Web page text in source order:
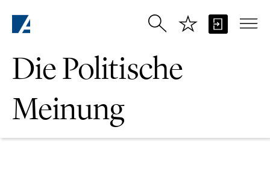
Die Politische
Meinung